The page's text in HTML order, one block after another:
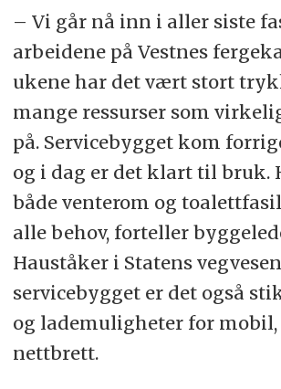
– Vi går nå inn i aller siste
arbeidene på Vestnes
ukene har det vært stort
mange ressurser som
på. Servicebygget kom
og i dag er det klart til bruk.
både venterom og
alle behov, forteller
Hauståker i Statens
servicebygget er det også
og lademuligheter for mobil,
nettbrett.